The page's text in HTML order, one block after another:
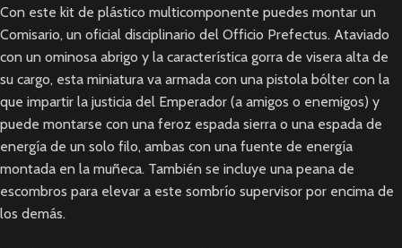
Con este kit de plástico multicomponente puedes montar un
Comisario, un oficial disciplinario del Officio Prefectus. Ataviado
con un ominosa abrigo y la característica gorra de visera alta de
su cargo, esta miniatura va armada con una pistola bólter con la
que impartir la justicia del Emperador (a amigos o enemigos) y
puede montarse con una feroz espada sierra o una espada de
energía de un solo filo, ambas con una fuente de energía
montada en la muñeca. También se incluye una peana de
escombros para elevar a este sombrío supervisor por encima de
los demás.